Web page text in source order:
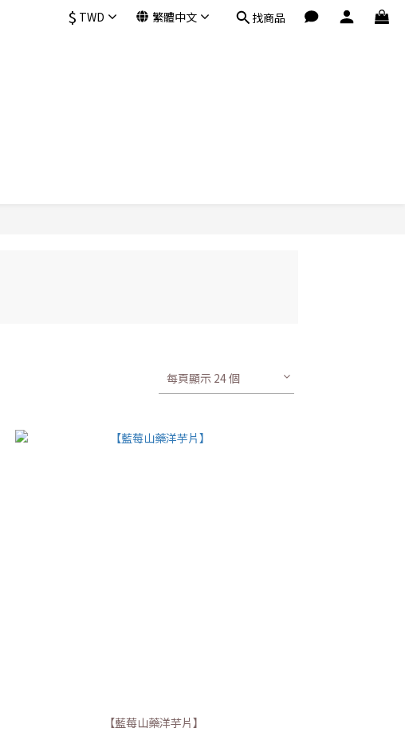
$ TWD 繁體中文 找商品
每頁顯示 24 個
【藍莓山藥洋芋片】